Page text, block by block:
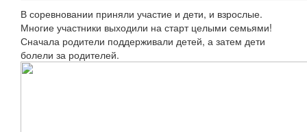
В соревновании приняли участие и дети, и взрослые.
Многие участники выходили на старт целыми семьями!
Сначала родители поддерживали детей, а затем дети
болели за родителей.